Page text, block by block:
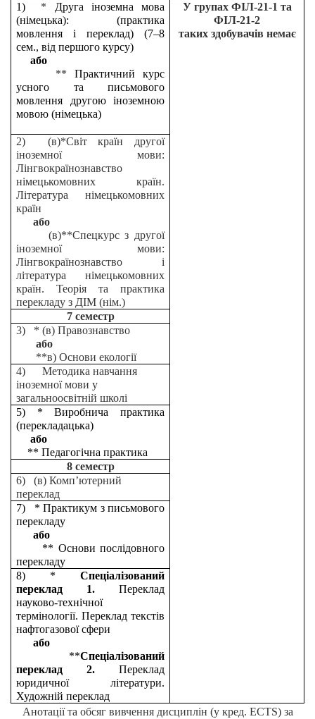
1) * Друга іноземна мова
(німецька): (практика
мовлення і переклад) (7–8
сем., від першого курсу)
або
** Практичний курс
усного та письмового
мовлення другою іноземною
мовою (німецька)
У групах ФІЛ-21-1 та
ФІЛ-21-2
таких здобувачів немає
2) (в)*Світ країн другої
іноземної мови:
Лінгвокраїнознавство
німецькомовних країн.
Література німецькомовних
країн
або
(в)**Спецкурс з другої
іноземної мови:
Лінгвокраїнознавство і
література німецькомовних
країн. Теорія та практика
перекладу з ДІМ (нім.)
7 семестр
3) * (в) Правознавство
або
**в) Основи екології
4) Методика навчання
іноземної мови у
загальноосвітній школі
5) * Виробнича практика
(перекладацька)
або
** Педагогічна практика
8 семестр
6) (в) Комп’ютерний
переклад
7) * Практикум з письмового
перекладу
або
** Основи послідовного
перекладу
8) * Спеціалізований
переклад 1. Переклад
науково-технічної
термінології. Переклад текстів
нафтогазової сфери
або
**Спеціалізований
переклад 2. Переклад
юридичної літератури.
Художній переклад
Анотації та обсяг вивчення дисциплін (у кред. ECTS) за